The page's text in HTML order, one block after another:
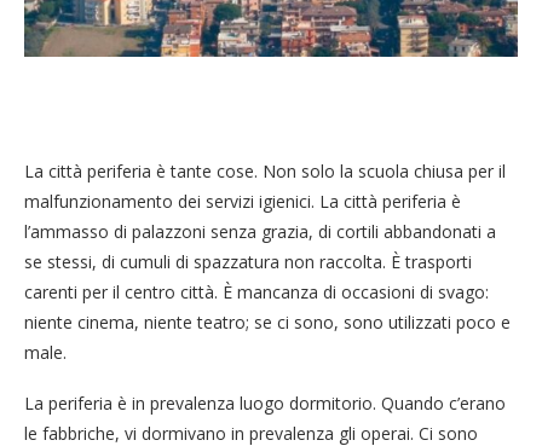
La città periferia è tante cose. Non solo la scuola chiusa per il
malfunzionamento dei servizi igienici. La città periferia è
l’ammasso di palazzoni senza grazia, di cortili abbandonati a
se stessi, di cumuli di spazzatura non raccolta. È trasporti
carenti per il centro città. È mancanza di occasioni di svago:
niente cinema, niente teatro; se ci sono, sono utilizzati poco e
male.
La periferia è in prevalenza luogo dormitorio. Quando c’erano
le fabbriche, vi dormivano in prevalenza gli operai. Ci sono